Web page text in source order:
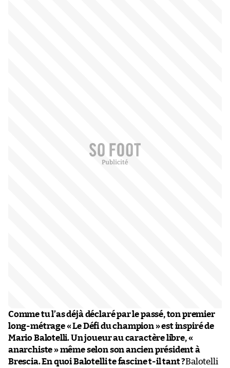
Comme tu l’as déjà déclaré par le passé, ton premier
long-métrage « Le Défi du champion » est inspiré de
Mario Balotelli. Un joueur au caractère libre, «
anarchiste » même selon son ancien président à
Brescia. En quoi Balotelli te fascine t-il tant ?Balotelli